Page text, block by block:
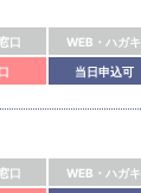
口 WEB・ハガキ
当日申込可
口 WEB・ハガキ